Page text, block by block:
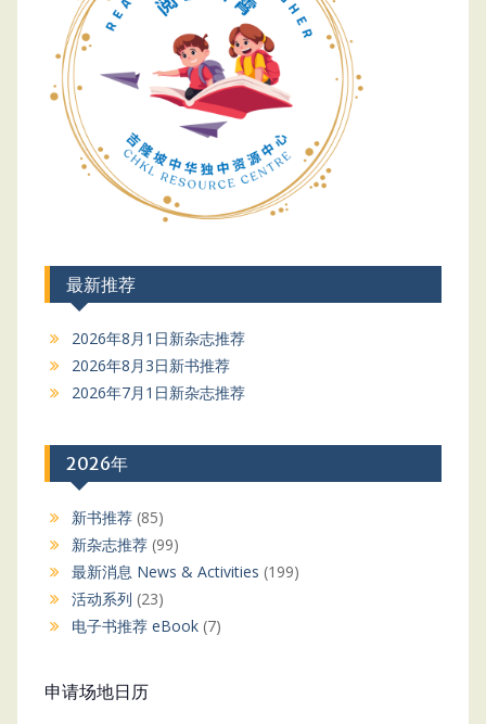
最新推荐
2026年8月1日新杂志推荐
2026年8月3日新书推荐
2026年7月1日新杂志推荐
2026年
新书推荐(85)
新杂志推荐(99)
最新消息 News & Activities (199)
活动系列 (23)
电子书推荐 eBook(7)
申请场地日历